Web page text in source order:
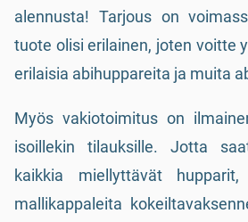
alennusta! Tarjous on
tuote olisi erilainen, joten voitte
erilaisia abihuppareita ja muita
Myös vakiotoimitus on
isoillekin tilauksille. Jotta
kaikkia miellyttävät
mallikappaleita